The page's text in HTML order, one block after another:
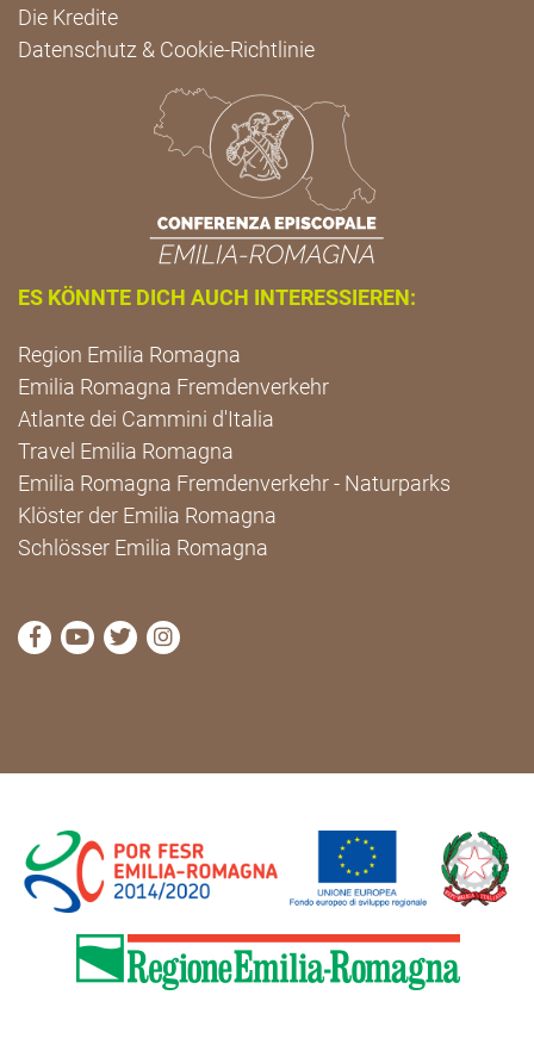
Die Kredite
Datenschutz & Cookie-Richtlinie
ES KÖNNTE DICH AUCH INTERESSIEREN:
Region Emilia Romagna
Emilia Romagna Fremdenverkehr
Atlante dei Cammini d'Italia
Travel Emilia Romagna
Emilia Romagna Fremdenverkehr - Naturparks
Klöster der Emilia Romagna
Schlösser Emilia Romagna
die Seite Facebook von Cammini Emilia-Romagna
die Seite YouTube von Cammini Emilia-
die Seite Twitter von Cammini Emilia-
die Seite Instagram von Cammini